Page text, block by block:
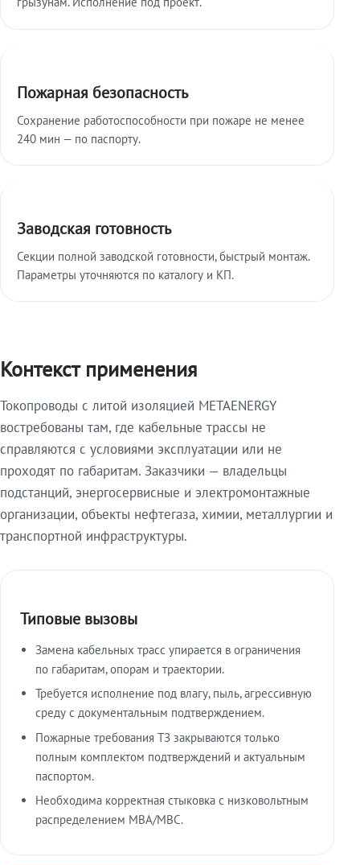
Пожарная безопасность
Сохранение работоспособности при пожаре не менее
240 мин — по паспорту.
Заводская готовность
Секции полной заводской готовности, быстрый монтаж.
Параметры уточняются по каталогу и КП.
Контекст применения
Токопроводы с литой изоляцией METAENERGY
востребованы там, где кабельные трассы не
справляются с условиями эксплуатации или не
проходят по габаритам. Заказчики — владельцы
подстанций, энергосервисные и электромонтажные
организации, объекты нефтегаза, химии, металлургии и
транспортной инфраструктуры.
Типовые вызовы
Замена кабельных трасс упирается в ограничения
по габаритам, опорам и траектории.
Требуется исполнение под влагу, пыль, агрессивную
среду с документальным подтверждением.
Пожарные требования ТЗ закрываются только
полным комплектом подтверждений и актуальным
паспортом.
Необходима корректная стыковка с низковольтным
распределением МВА/МВС.